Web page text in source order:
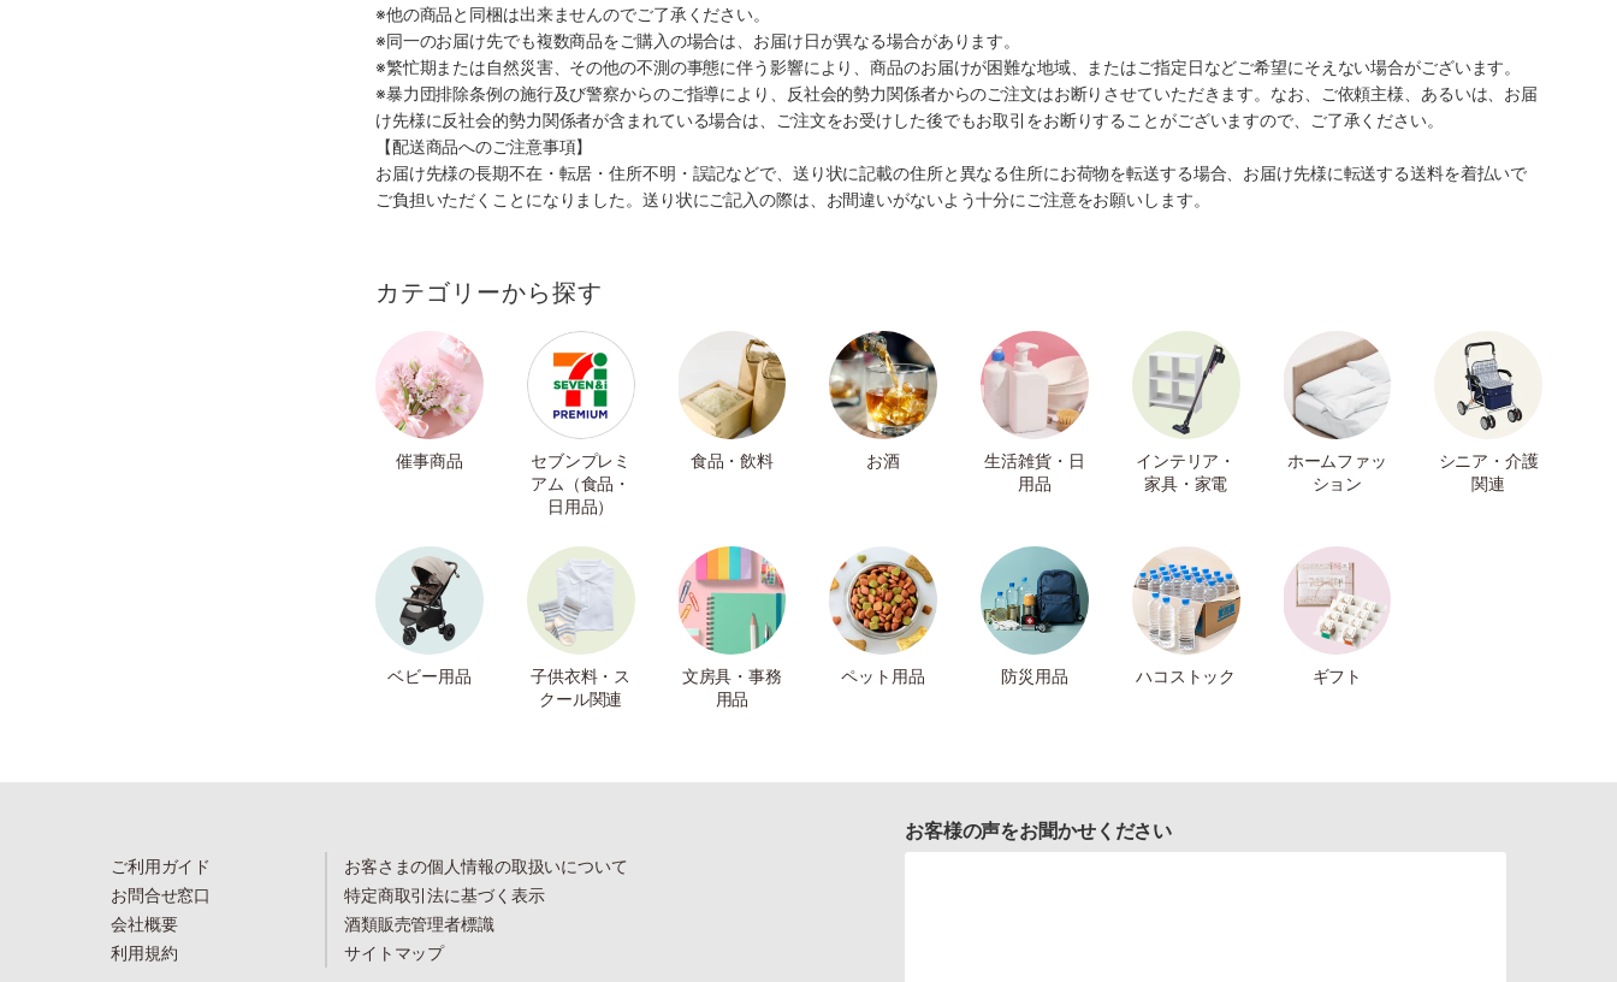
※他の商品と同梱は出来ませんのでご了承ください。
※同一のお届け先でも複数商品をご購入の場合は、お届け日が異なる場合があります。
※繁忙期または自然災害、その他の不測の事態に伴う影響により、商品のお届けが困難な地域、またはご指定日などご希望にそえない場合がございます。
※暴力団排除条例の施行及び警察からのご指導により、反社会的勢力関係者からのご注文はお断りさせていただきます。なお、ご依頼主様、あるいは、お届
け先様に反社会的勢力関係者が含まれている場合は、ご注文をお受けした後でもお取引をお断りすることがございますので、ご了承ください。
【配送商品へのご注意事項】
お届け先様の長期不在・転居・住所不明・誤記などで、送り状に記載の住所と異なる住所にお荷物を転送する場合、お届け先様に転送する送料を着払いで
ご負担いただくことになりました。送り状にご記入の際は、お間違いがないよう十分にご注意をお願いします。
カテゴリーから探す
催事商品
セブンプレミ
アム（食品・
日用品）
食品・飲料 お酒
生活雑貨・日
用品
インテリア・
家具・家電
ホームファッ
ション
シニア・介護
関連
ベビー用品
子供衣料・ス
クール関連
文房具・事務
用品
ペット用品 防災用品 ハコストック ギフト
ご利用ガイド
お問合せ窓口
会社概要
利用規約
お客さまの個人情報の取扱いについて
特定商取引法に基づく表示
酒類販売管理者標識
サイトマップ
お客様の声をお聞かせください